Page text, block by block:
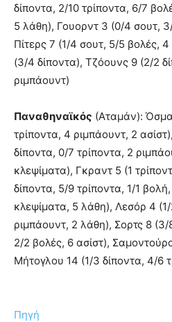
δίποντα, 2/10 τρίποντα, 6/7
5 λάθη), Γουορντ 3 (0/4 σουτ,
Πίτερς 7 (1/4 σουτ, 5/5 βολές,
(3/4 δίποντα), Τζόουνς 9 (2/2
ριμπάουντ)
Παναθηναϊκός (Αταμάν):
τρίποντα, 4 ριμπάουντ, 2
δίποντα, 0/7 τρίποντα, 2
κλεψίματα), Γκραντ 5 (1
δίποντα, 5/9 τρίποντα, 1/1
κλεψίματα, 5 λάθη), Λεσόρ 4
ριμπάουντ, 2 λάθη), Σορτς 8 (3/
2/2 βολές, 6 ασίστ),
Μήτογλου 14 (1/3 δίποντα, 4/6
Πηγή